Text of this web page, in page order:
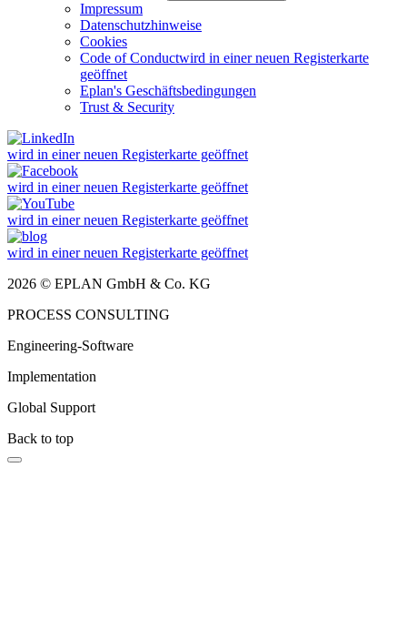
Impressum
Datenschutzhinweise
Cookies
Code of Conductwird in einer neuen Registerkarte
geöffnet
Eplan's Geschäftsbedingungen
Trust & Security
wird in einer neuen Registerkarte geöffnet
wird in einer neuen Registerkarte geöffnet
wird in einer neuen Registerkarte geöffnet
wird in einer neuen Registerkarte geöffnet
2026 © EPLAN GmbH & Co. KG
PROCESS CONSULTING
Engineering-Software
Implementation
Global Support
Back to top